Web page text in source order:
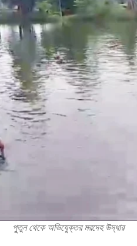
পুুতুন থেকে অভিযুেক্তর মরদেহ উদ্ধার